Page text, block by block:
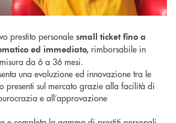
prestito personale small ticket fino a
ed immediato, rimborsabile in
da 6 a 36 mesi.
una evoluzione ed innovazione tra le
presenti sul mercato grazie alla facilità di
e all’approvazione